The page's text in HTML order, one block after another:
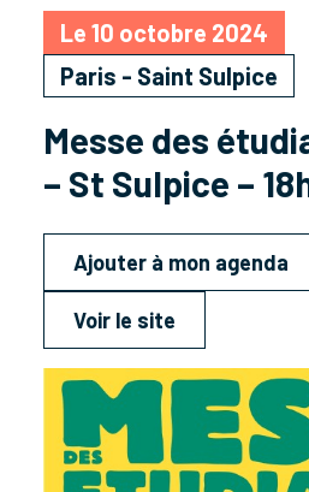
Le 10 octobre 2024
Paris - Saint Sulpice
Messe des
– St Sulpice –
Ajouter à mon agenda
Voir le site